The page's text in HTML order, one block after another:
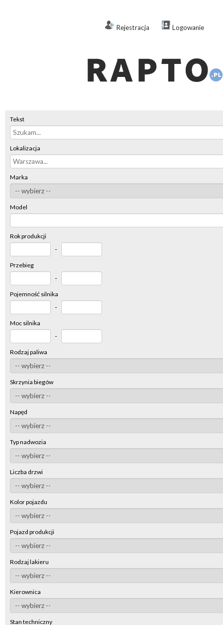
Rejestracja Logowanie
Tekst
Lokalizacja
Marka
Model
Rok produkcji
-
Przebieg
-
Pojemność silnika
-
Moc silnika
-
Rodzaj paliwa
Skrzynia biegów
Napęd
Typ nadwozia
Liczba drzwi
Kolor pojazdu
Pojazd produkcji
Rodzaj lakieru
Kierownica
Stan techniczny